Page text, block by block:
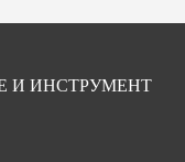
И ИНСТРУМЕНТ